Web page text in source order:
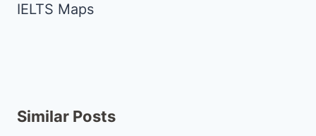
IELTS Maps
Similar Posts